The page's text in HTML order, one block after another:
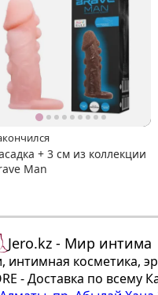
+ 3 см из коллекции
Man
Jero.kz - Мир интима
интимная косметика,
- Доставка по всему